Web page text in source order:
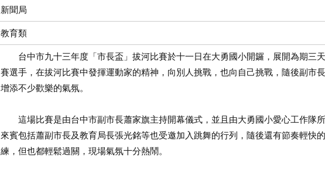
新聞局
教育類
台中市九十三年度「市長盃」拔河比賽於十一日在大勇國小開鑼，展開為期三
賽選手，在拔河比賽中發揮運動家的精神，向別人挑戰，也向自己挑戰，隨後副市
增添不少歡樂的氣氛。
這場比賽是由台中市副市長蕭家旗主持開幕儀式，並且由大勇國小愛心工作隊
來賓包括蕭副市長及教育局長張光銘等也受邀加入跳舞的行列，隨後還有節奏輕快
練，但也都輕鬆過關，現場氣氛十分熱鬧。